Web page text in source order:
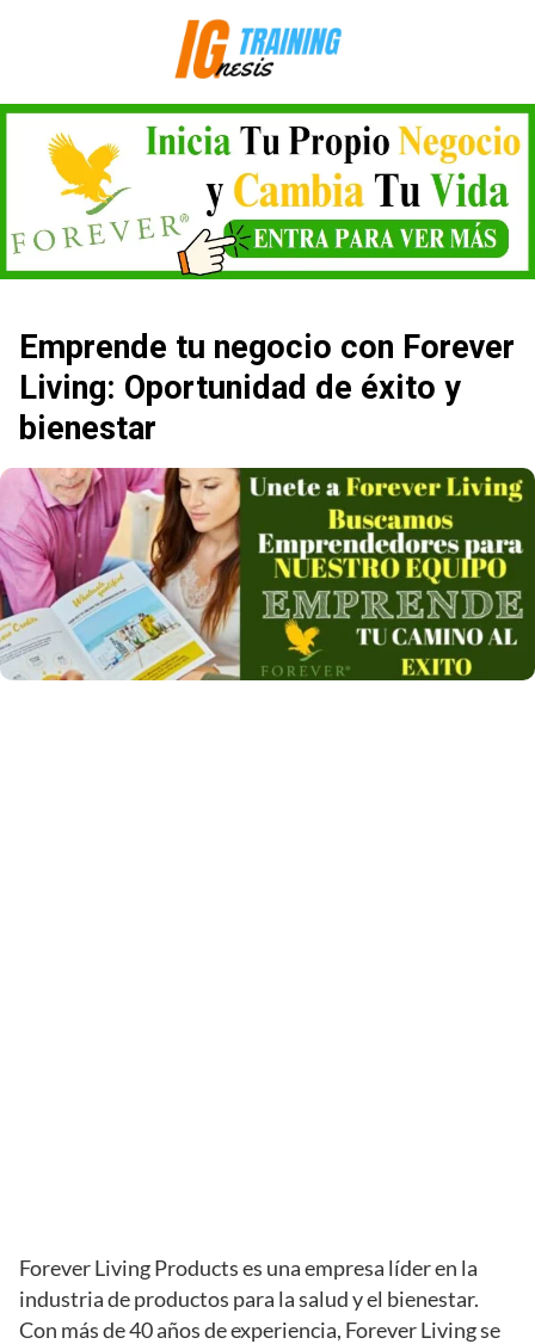
Emprende tu negocio con Forever
Living: Oportunidad de éxito y
bienestar
Forever Living Products es una empresa líder en la
industria de productos para la salud y el bienestar.
Con más de 40 años de experiencia, Forever Living se